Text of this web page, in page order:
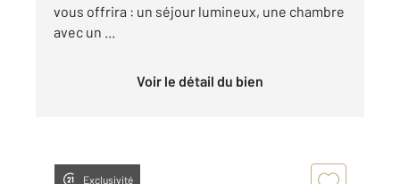
vous offrira : un séjour lumineux, une chambre
avec un ...
Voir le détail du bien
Exclusivité